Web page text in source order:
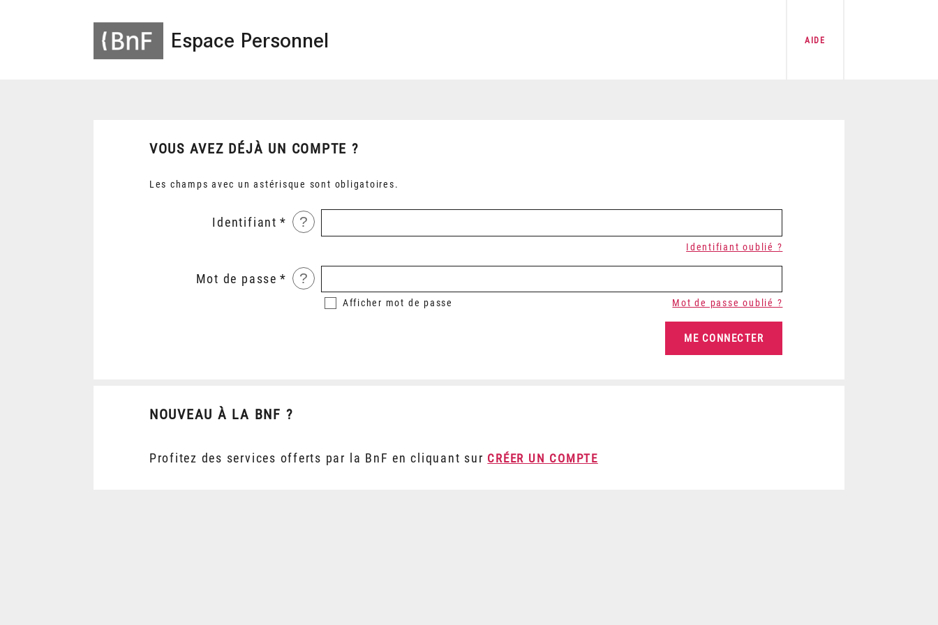
Espace Personnel AIDE
VOUS AVEZ DÉJÀ UN COMPTE ?
Les champs avec un astérisque sont obligatoires.
Identifiant ?
Identifiant oublié ?
Mot de passe ?
Afficher mot de passe Mot de passe oublié ?
NOUVEAU À LA BNF ?
Profitez des services offerts par la BnF en cliquant sur CRÉER UN COMPTE